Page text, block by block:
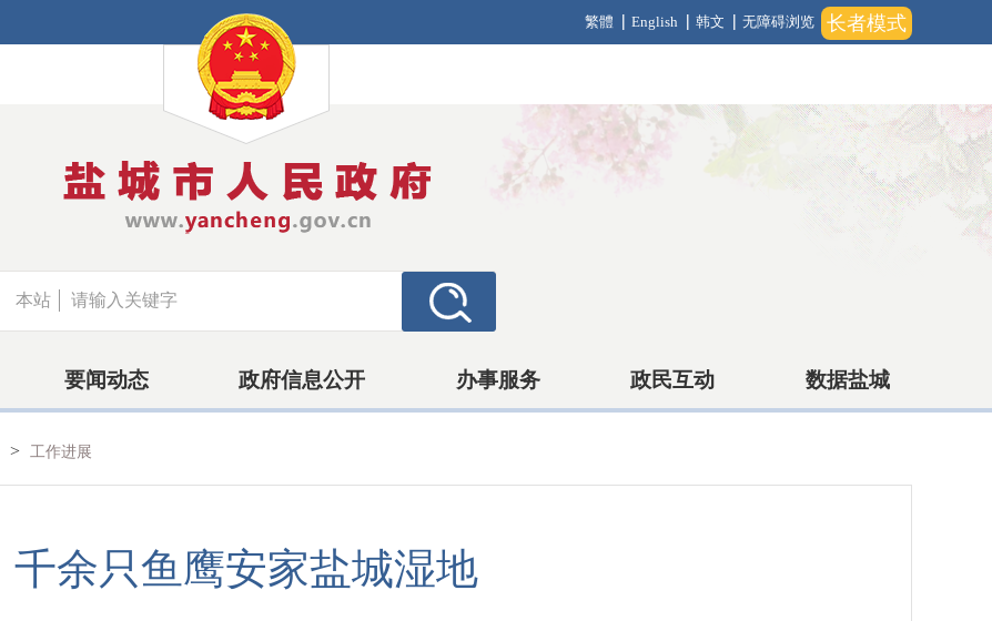
长者模式
繁體 English 韩文 无障碍浏览
本站
要闻动态 政府信息公开 办事服务 政民互动 数据盐城
> 工作进展
千余只鱼鹰安家盐城湿地